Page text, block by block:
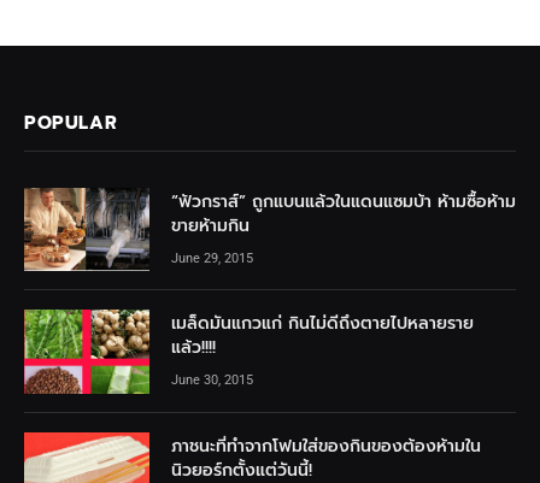
POPULAR
“ฟัวกราส์” ถูกแบนแล้วในแดนแซมบ้า ห้ามซื้อห้าม
ขายห้ามกิน
June 29, 2015
เมล็ดมันแกวแก่ กินไม่ดีถึงตายไปหลายราย
แล้ว!!!!
June 30, 2015
ภาชนะที่ทำจากโฟมใส่ของกินของต้องห้ามใน
นิวยอร์กตั้งแต่วันนี้!